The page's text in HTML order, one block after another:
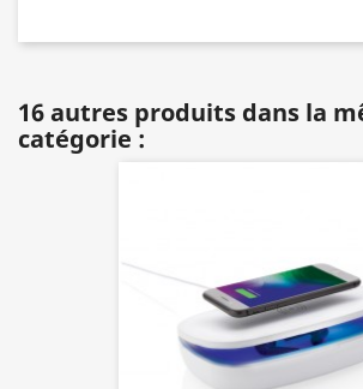
16 autres produits dans la
catégorie :